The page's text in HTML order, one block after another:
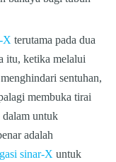
X terutama pada dua
itu, ketika melalui
sentuhan,
membuka tirai
dalam untuk
adalah
sinar-X untuk